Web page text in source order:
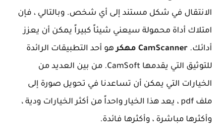
الانتقال في شكل مستند إلى أي شخص. وبالتالي ، فإن
امتلاك أداة محمولة سيعني شيئاً كبيراً يمكن أن يعزز
أدائك. CamScanner مهكر
هو أحد التطبيقات الرائدة
للتوثيق التي يقدمها CamSoft. من بين العديد من
الخيارات التي يمكن أن تساعدنا في تحويل صورة إلى
ملف pdf ، يعد هذا الخيار واحداً من أكثر الخيارات ودية ،
وأكثرها مباشرة ، وأكثرها فائدة.